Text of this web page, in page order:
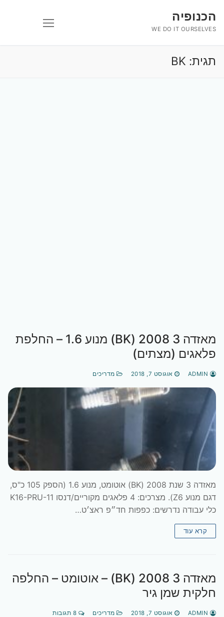
לתוכןהכנופיה
WE DO IT OURSELVES
תגית: BK
מאזדה 3 2008 (BK) מנוע 1.6 – החלפת
פלאגים (מצתים)
אוגוסט 7, 2018 מדריכים
מאזדה 3 שנת 2008 (BK) אוטומט, מנוע 1.6 (הספק 105 כ"ס,
דגם מנוע Z6). מצרכים: 4 פלאגים מקוריים/דנסו K16-PRU-11
כלי עבודה נדרשים: כפפות חד״פ ראצ׳ט…
קרא עוד
מאזדה 3 2008 (BK) – אוטומט – החלפה
חלקית שמן גיר
אוגוסט 7, 2018 מדריכים